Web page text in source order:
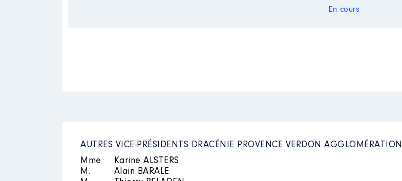
En cours
AUTRES VICE-PRÉSIDENTS DRACÉNIE PROVENCE VERDON AGGLOMÉRATION
Mme
Karine ALSTERS
M.
Alain BARALE